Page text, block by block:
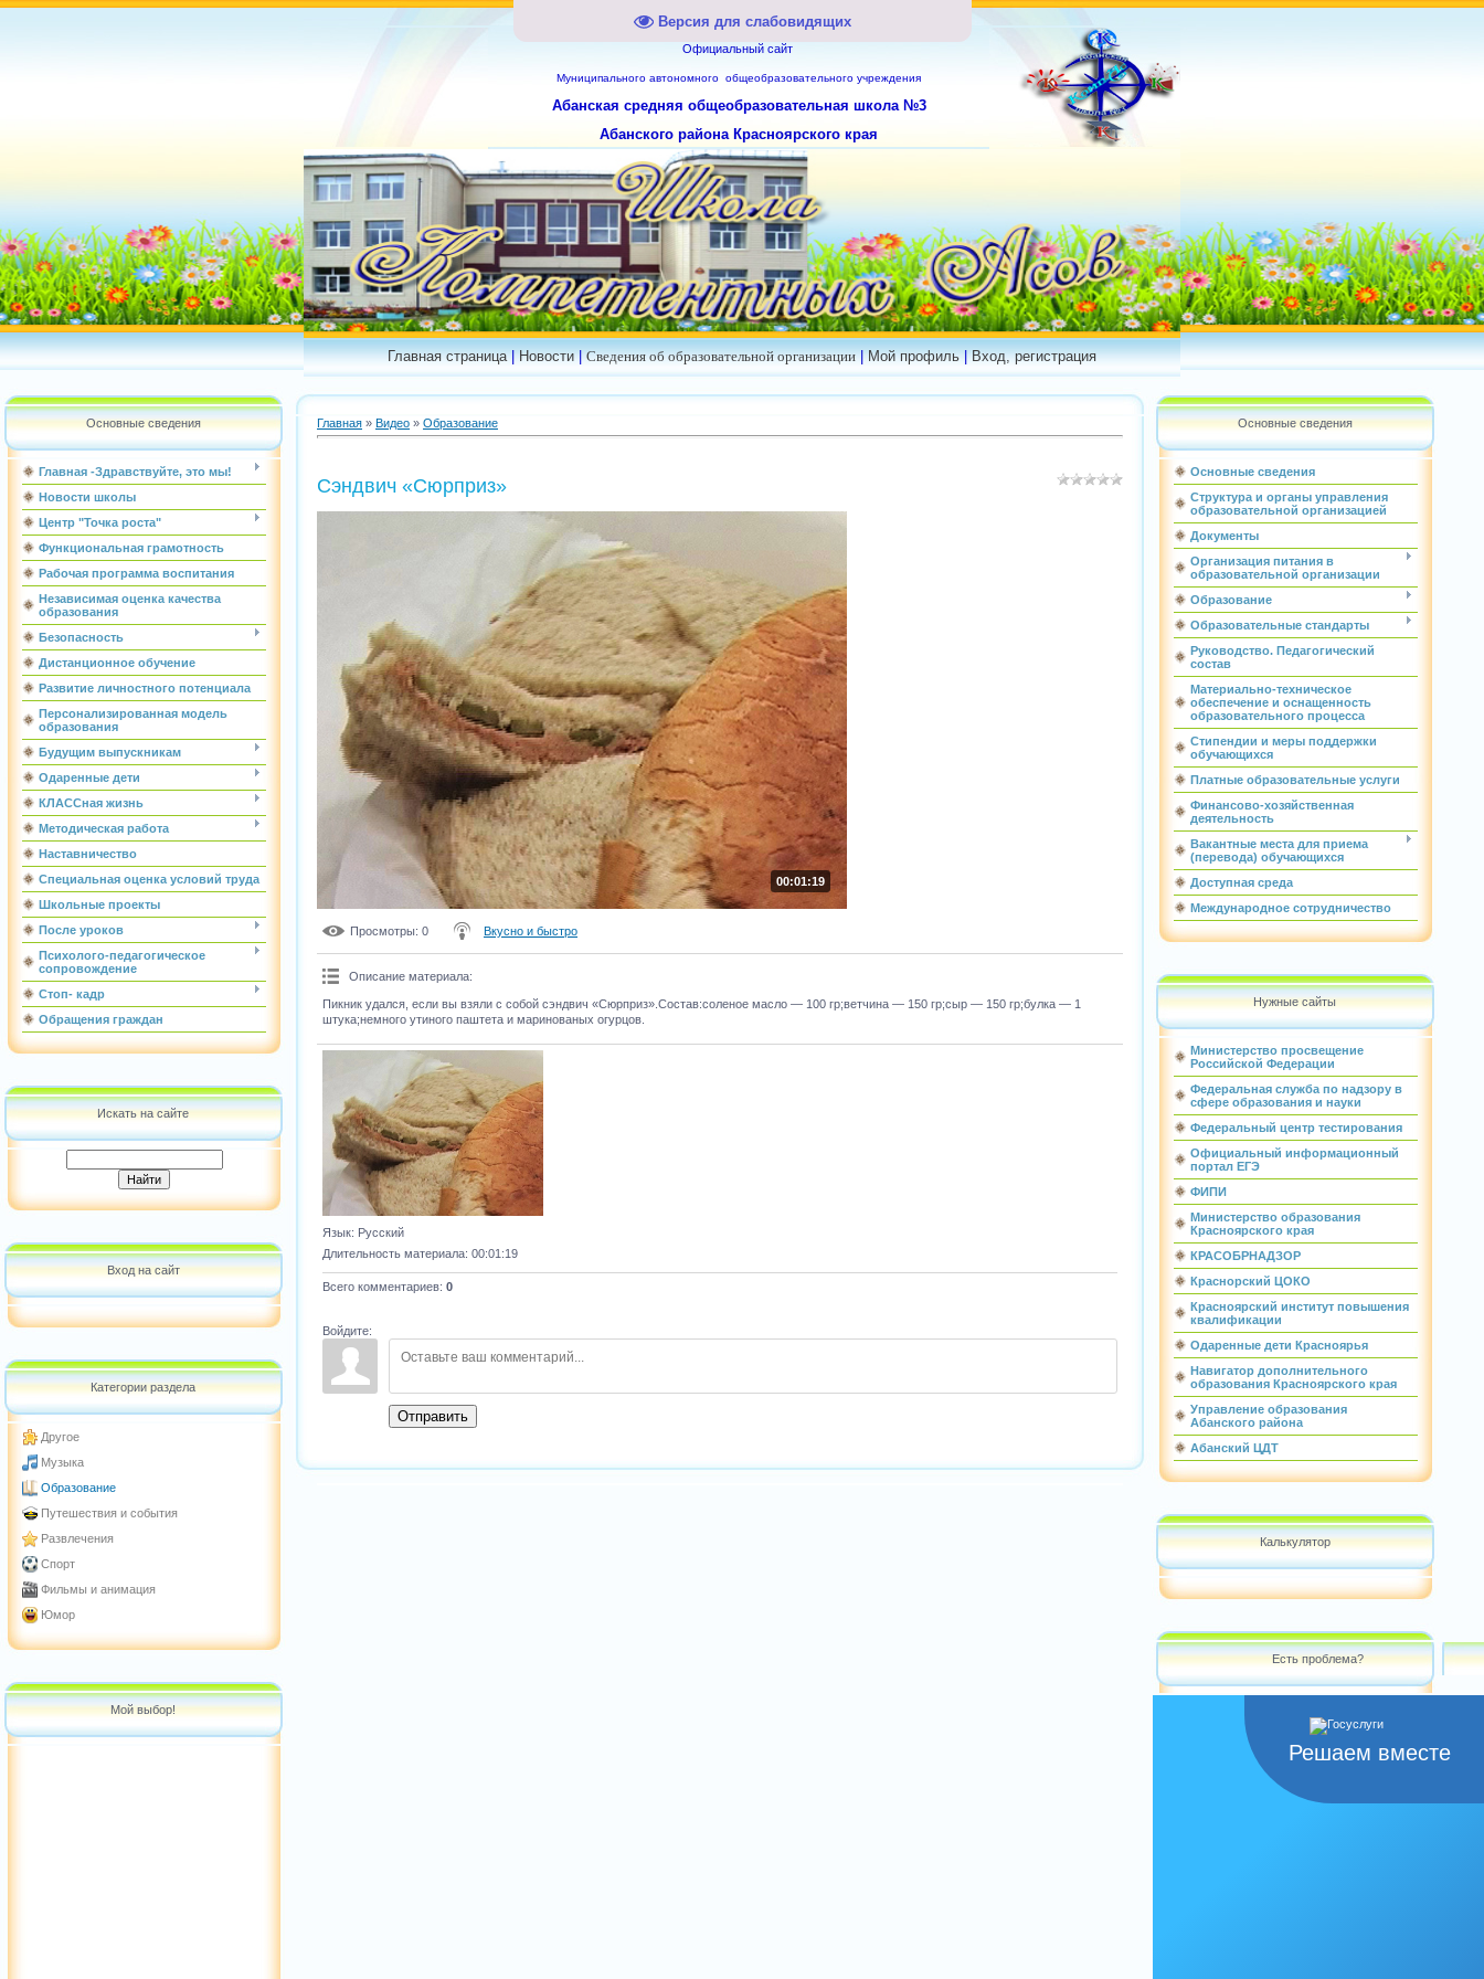
Версия для слабовидящих
Официальный сайт
Муниципального автономного общеобразовательного учреждения
Абанская средняя общеобразовательная школа №3
Абанского района Красноярского края
Главная страница|Новости|Сведения об образовательной организации|Мой профиль|Вход, регистрация
Основные сведения
Главная -Здравствуйте, это мы!
Новости школы
Центр "Точка роста"
Функциональная грамотность
Рабочая программа воспитания
Независимая оценка качества
образования
Безопасность
Дистанционное обучение
Развитие личностного потенциала
Персонализированная модель
образования
Будущим выпускникам
Одаренные дети
КЛАССная жизнь
Методическая работа
Наставничество
Специальная оценка условий труда
Школьные проекты
После уроков
Психолого-педагогическое
сопровождение
Стоп- кадр
Обращения граждан
Искать на сайте
Вход на сайт
Категории раздела
Другое
Музыка
Образование
Путешествия и события
Развлечения
Спорт
Фильмы и анимация
Юмор
Мой выбор!
Главная » Видео » Образование
Сэндвич «Сюрприз»
00:01:19
Просмотры: 0 Вкусно и быстро
Описание материала:
Пикник удался, если вы взяли с собой сэндвич «Сюрприз».Состав:соленое масло — 100 гр;ветчина — 150 гр;сыр — 150 гр;булка — 1
штука;немного утиного паштета и маринованых огурцов.
Язык: Русский
Длительность материала: 00:01:19
Всего комментариев: 0
Войдите:
Отправить
Основные сведения
Основные сведения
Структура и органы управления
образовательной организацией
Документы
Организация питания в
образовательной организации
Образование
Образовательные стандарты
Руководство. Педагогический
состав
Материально-техническое
обеспечение и оснащенность
образовательного процесса
Стипендии и меры поддержки
обучающихся
Платные образовательные услуги
Финансово-хозяйственная
деятельность
Вакантные места для приема
(перевода) обучающихся
Доступная среда
Международное сотрудничество
Нужные сайты
Министерство просвещение
Российской Федерации
Федеральная служба по надзору в
сфере образования и науки
Федеральный центр тестирования
Официальный информационный
портал ЕГЭ
ФИПИ
Министерство образования
Красноярского края
КРАСОБРНАДЗОР
Краснорский ЦОКО
Красноярский институт повышения
квалификации
Одаренные дети Красноярья
Навигатор дополнительного
образования Красноярского края
Управление образования
Абанского района
Абанский ЦДТ
Калькулятор
Есть проблема?
Решаем вместе